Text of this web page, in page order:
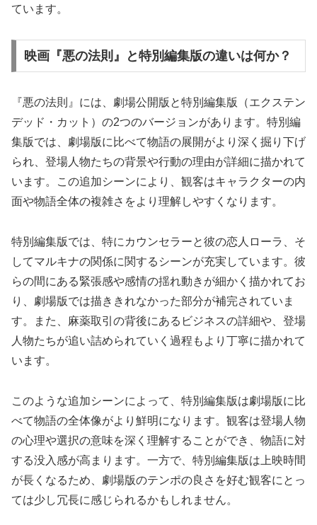
ています。
映画『悪の法則』と特別編集版の違いは何か？
『悪の法則』には、劇場公開版と特別編集版（エクステン
デッド・カット）の2つのバージョンがあります。特別編
集版では、劇場版に比べて物語の展開がより深く掘り下げ
られ、登場人物たちの背景や行動の理由が詳細に描かれて
います。この追加シーンにより、観客はキャラクターの内
面や物語全体の複雑さをより理解しやすくなります。
特別編集版では、特にカウンセラーと彼の恋人ローラ、そ
してマルキナの関係に関するシーンが充実しています。彼
らの間にある緊張感や感情の揺れ動きが細かく描かれてお
り、劇場版では描ききれなかった部分が補完されていま
す。また、麻薬取引の背後にあるビジネスの詳細や、登場
人物たちが追い詰められていく過程もより丁寧に描かれて
います。
このような追加シーンによって、特別編集版は劇場版に比
べて物語の全体像がより鮮明になります。観客は登場人物
の心理や選択の意味を深く理解することができ、物語に対
する没入感が高まります。一方で、特別編集版は上映時間
が長くなるため、劇場版のテンポの良さを好む観客にとっ
ては少し冗長に感じられるかもしれません。